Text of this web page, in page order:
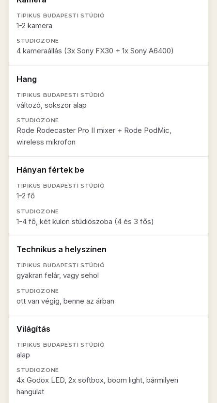
1-2 kamera
4 kameraállás (3x Sony FX30 + 1x Sony A6400)
Hang
változó, sokszor alap
Rode Rodecaster Pro II mixer + Rode PodMic,
wireless mikrofon
Hányan fértek be
1-2 fő
1-4 fő, két külön stúdiószoba (4 és 3 fős)
Technikus a helyszínen
gyakran felár, vagy sehol
ott van végig, benne az árban
Világítás
alap
4x Godox LED, 2x softbox, boom light, bármilyen
hangulat